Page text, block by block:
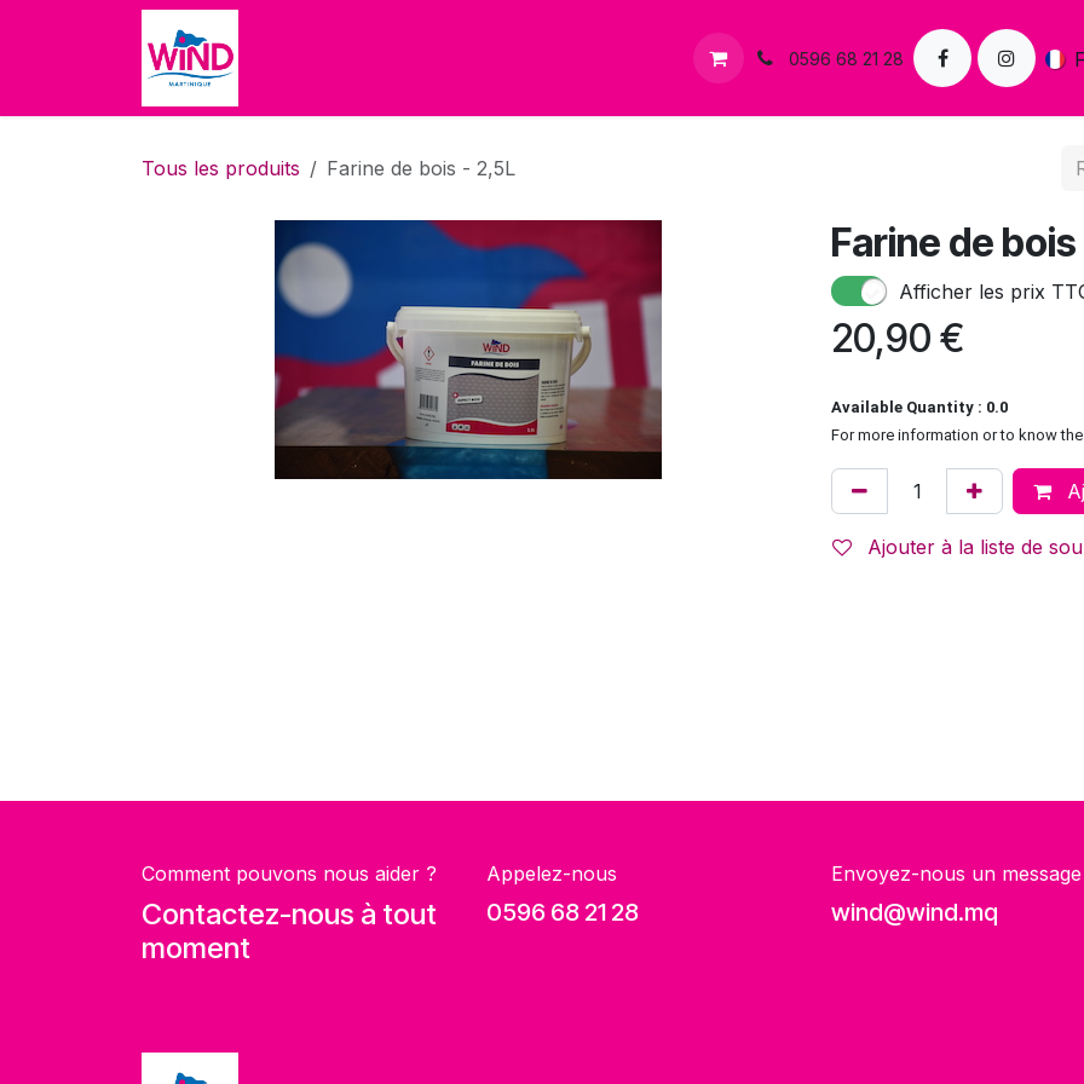
Se rendre au contenu
Contactez-nous 0596 68 21 28
Tous les produits Farine de bois - 2,5L
Farine de
Afficher les prix
20,90 €
Available Quantity : 0.0
For more information or to know
Ajouter à la liste de
Comment pouvons nous aider ?
Contactez-nous à tout
moment
Appelez-nous
0596 68 21 28
Envoyez-nous un message
wind@wind.mq